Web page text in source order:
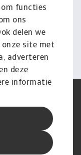
functies
ons
delen we
site met
adverteren
deze
informatie
van hun
met